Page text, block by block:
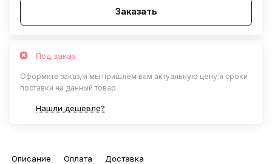
Заказать
Под заказ
Оформите заказ, и мы пришлём вам актуальную цену и сроки
поставки на данный товар
Нашли дешевле?
Описание Оплата Доставка